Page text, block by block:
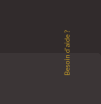
Besoin d'aide ?